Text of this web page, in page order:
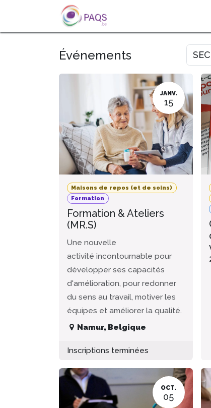
SE RENDRE AU CONTENU
Événements
JANV.
15
Maisons de repos (et de soins)
Formation
Formation & Ateliers
(MR.S)
Une nouvelle
activité incontournable pour
développer ses capacités
d'amélioration, pour redonner
du sens au travail, motiver les
équipes et améliorer la qualité.
Namur, Belgique
Inscriptions terminées
OCT.
05